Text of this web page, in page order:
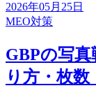
2026年05月25日
MEO対策
GBPの写
り方・枚